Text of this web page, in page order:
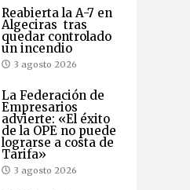
Reabierta la A-7 en
Algeciras tras
quedar controlado
un incendio
3 agosto 2026
La Federación de
Empresarios
advierte: «El éxito
de la OPE no puede
lograrse a costa de
Tarifa»
3 agosto 2026